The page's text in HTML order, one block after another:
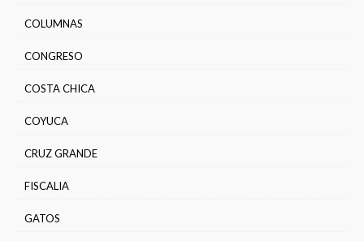
COLUMNAS
CONGRESO
COSTA CHICA
COYUCA
CRUZ GRANDE
FISCALIA
GATOS